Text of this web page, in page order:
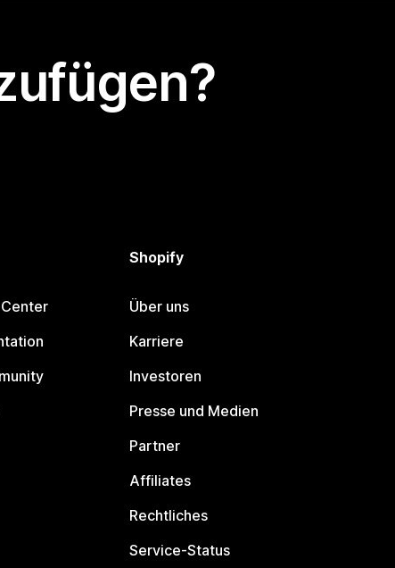
Shopify
Über uns
Karriere
Investoren
Presse und Medien
Partner
Affiliates
Rechtliches
Service-Status